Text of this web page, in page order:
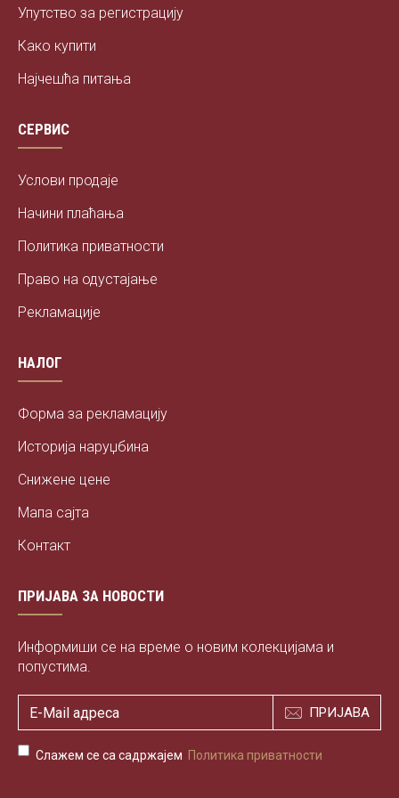
Упутство за регистрацију
Како купити
Најчешћа питања
СЕРВИС
Услови продаје
Начини плаћања
Политика приватности
Право на одустајање
Рекламације
НАЛОГ
Форма за рекламацију
Историја наруџбина
Снижене цене
Мапа сајта
Контакт
ПРИЈАВА ЗА НОВОСТИ
Информиши се на време о новим колекцијама и
попустима.
ПРИЈАВА
Слажем се са садржајем Политика приватности